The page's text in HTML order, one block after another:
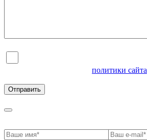
политики сайта